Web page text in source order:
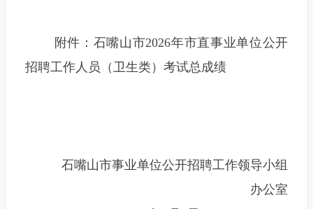
附件：石嘴山市2026年市直事业单位公开
招聘工作人员（卫生类）考试总成绩
石嘴山市事业单位公开招聘工作领导小组
办公室